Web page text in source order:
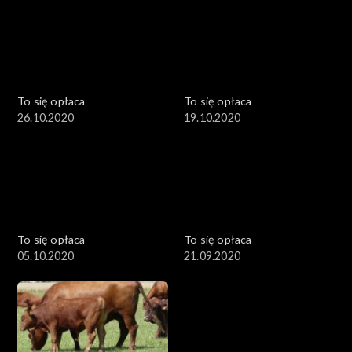
To się opłaca
26.10.2020
To się opłaca
19.10.2020
To się opłaca
05.10.2020
To się opłaca
21.09.2020